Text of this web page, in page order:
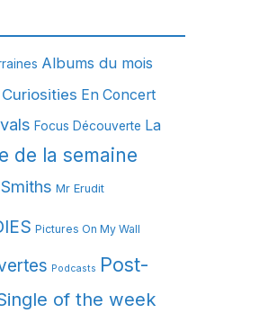
Albums du mois
Curiosities En Concert
Focus Découverte La
de la semaine
Mr Erudit
Pictures On My Wall
Podcasts Post-
of the week